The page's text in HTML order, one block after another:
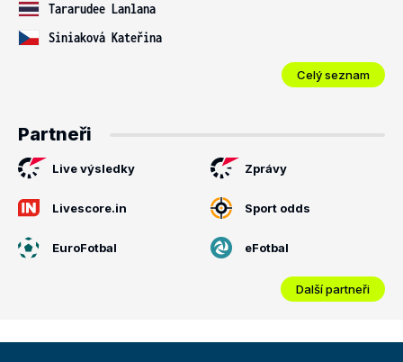
Tararudee Lanlana
Siniaková Kateřina
Celý seznam
Partneři
Live výsledky Zprávy
Livescore.in Sport odds
EuroFotbal eFotbal
Další partneři